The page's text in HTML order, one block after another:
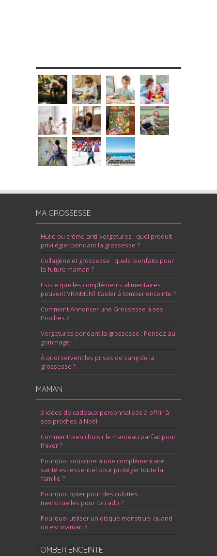
MA GROSSESSE
Huile ou crème anti-vergetures : quel produit
privilégier pendant la grossesse ?
Collagène et grossesse : quels bienfaits pour
la future maman ?
Est-ce que les compléments alimentaires
peuvent VRAIMENT t’aider à tomber enceinte ?
Comment Annoncer une Grossesse à ses
Proches ?
Vergetures pendant la grossesse : Pensez au
gommage !
À quoi servent les prises de sang de la
grossesse ?
MAMAN
3 idées de cadeaux personnalisés à offrir à
ses proches à Noël
Comment bien choisir le manteau parfait pour
l’hiver ?
Pourquoi souscrire à une complémentaire
santé est essentiel pour protéger toute la
famille ?
Pourquoi opter pour des culottes
menstruelles pour ton ado ?
Pourquoi utiliser un disque menstruel quand
on est maman ?
TOMBER ENCEINTE